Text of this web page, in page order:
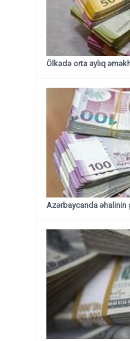
Ölkədə orta aylıq
Azərbaycanda əhalinin